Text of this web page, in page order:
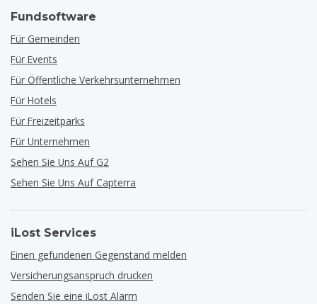
Fundsoftware
Für Gemeinden
Für Events
Für Öffentliche Verkehrsunternehmen
Für Hotels
Für Freizeitparks
Für Unternehmen
Sehen Sie Uns Auf G2
Sehen Sie Uns Auf Capterra
iLost Services
Einen gefundenen Gegenstand melden
Versicherungsanspruch drucken
Senden Sie eine iLost Alarm